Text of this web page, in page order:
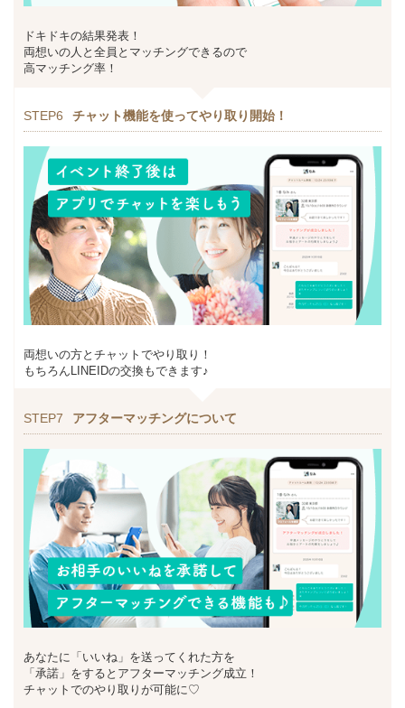
ドキドキの結果発表！
両想いの人と全員とマッチングできるので
高マッチング率！
STEP6 チャット機能を使ってやり取り開始！
両想いの方とチャットでやり取り！
もちろんLINEIDの交換もできます♪
STEP7 アフターマッチングについて
あなたに「いいね」を送ってくれた方を
「承諾」をするとアフターマッチング成立！
チャットでのやり取りが可能に♡